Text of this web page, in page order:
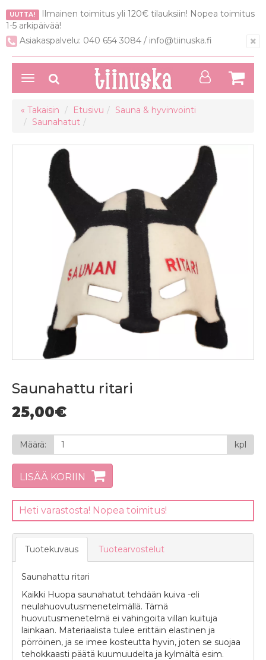
UUTTA! Ilmainen toimitus yli 120€ tilauksiin! Nopea toimitus
1-5 arkipäivää!
×
Asiakaspalvelu: 040 654 3084 / info@tiinuska.fi
Avaa/Sulje
« Takaisin Etusivu
Sauna & hyvinvointi
Saunahatut
Saunahattu ritari
25,00€
Määrä: kpl
LISÄÄ KORIIN
Heti varastosta! Nopea toimitus!
Tuotekuvaus Tuotearvostelut
Saunahattu ritari
Kaikki Huopa saunahatut tehdään kuiva -eli
neulahuovutusmenetelmällä. Tämä
huovutusmenetelmä ei vahingoita villan kuituja
lainkaan. Materiaalista tulee erittäin elastinen ja
pörröinen, ja se imee kosteutta hyvin, joten se suojaa
tehokkaasti päätä kuumuudelta ja kylmältä esim.